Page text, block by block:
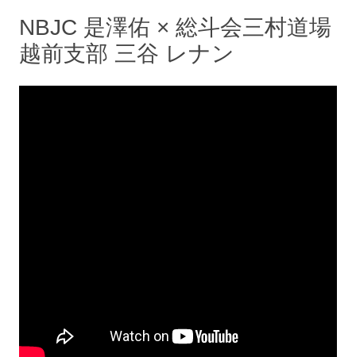
NBJC 是澤佑 × 総斗会三村道場
越前支部 三谷 レナン